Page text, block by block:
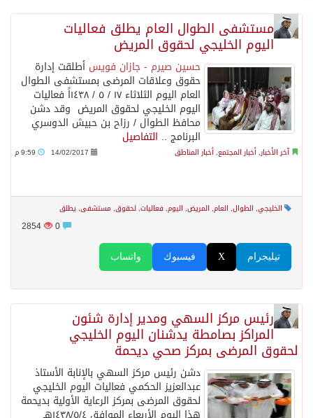
وزير الدفاع: اتفاقية مكة تسهم في دعم أمن واستقرار المنطقة والعالم
حالة الطقس المتوقعة اليوم في المملكة
قمة سعودية – تركية – باكستانية في جدة
مستشفى الطوال العام يطلق فعاليات
اليوم الخليجي لحقوق المريض
حسين صيرم - جازان فويس ⁠⁠⁠أطلقت إدارة
حقوق وعلاقات المرضى بمستشفى الطوال
العام اليوم الثلاثاء ١٧ / ٥ / ١٤٣٨اً فعاليات
اليوم الخليجي لحقوق المريض ‎ وقد دشن
محافظ الطوال / رزاح بن حبيش الدوسري
البرنامج .. التفاصيل
آخر الأخبار, أخبار المجتمع, أخبار المناطق 14/02/2017
الخليجي, الطوال, العام, المريض, اليوم, فعاليات, لحقوق, مستشفى, يطلق
2854
واتساب فيسبوك X تيليجرام
رئيس مركز السهي ومدير إدارة شئون
المراكز بصامطة يدشنان اليوم الخليجي
لحقوق المرضى بمركز صحي ديحمة
دشن رئيس مركز السهي بالإنابة الأستاذ
عبدالعزيز الحكمي فعاليات اليوم الخليجي
لحقوق المرضى بمركز الرعاية الأولية بديحمة